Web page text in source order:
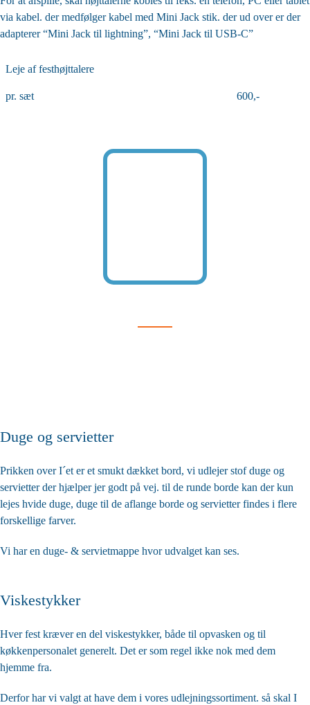
via kabel. der medfølger kabel med Mini Jack stik. der ud over er der
adapterer “Mini Jack til lightning”, “Mini Jack til USB-C”
Leje af festhøjttalere
pr. sæt 600,-
Duge og servietter
Prikken over I´et er et smukt dækket bord, vi udlejer stof duge og
servietter der hjælper jer godt på vej. til de runde borde kan der kun
lejes hvide duge, duge til de aflange borde og servietter findes i flere
forskellige farver.
Vi har en duge- & servietmappe hvor udvalget kan ses.
Viskestykker
Hver fest kræver en del viskestykker, både til opvasken og til
køkkenpersonalet generelt. Det er som regel ikke nok med dem
hjemme fra.
Derfor har vi valgt at have dem i vores udlejningssortiment. så skal I